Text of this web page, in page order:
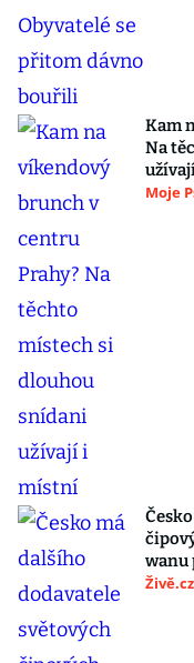
Kam
Na
Moje
wanu
Živě.cz